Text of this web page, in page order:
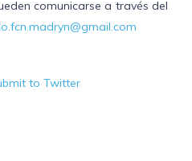
comunicarse a través del